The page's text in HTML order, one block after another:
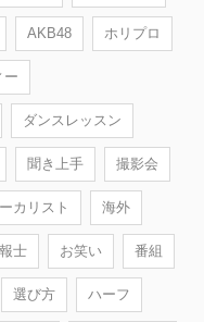
AKB48 ホリプロ
ー
ダンスレッスン
聞き上手 撮影会
カリスト 海外
士 お笑い 番組
選び方 ハーフ